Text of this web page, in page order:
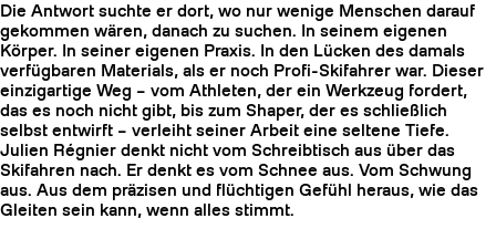
Die Antwort suchte er dort, wo nur wenige Menschen darauf
gekommen wären, danach zu suchen. In seinem eigenen
Körper. In seiner eigenen Praxis. In den Lücken des damals
verfügbaren Materials, als er noch Profi-Skifahrer war. Dieser
einzigartige Weg – vom Athleten, der ein Werkzeug fordert,
das es noch nicht gibt, bis zum Shaper, der es schließlich
selbst entwirft – verleiht seiner Arbeit eine seltene Tiefe.
Julien Régnier denkt nicht vom Schreibtisch aus über das
Skifahren nach. Er denkt es vom Schnee aus. Vom Schwung
aus. Aus dem präzisen und flüchtigen Gefühl heraus, wie das
Gleiten sein kann, wenn alles stimmt.